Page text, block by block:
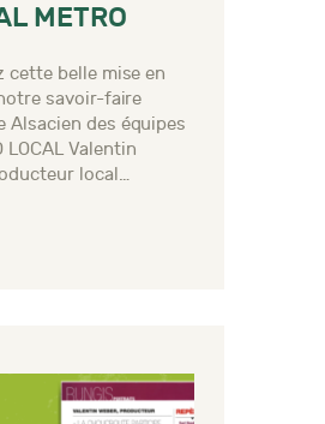
METRO
cette belle mise en
savoir-faire
Alsacien des équipes
LOCAL Valentin
local…